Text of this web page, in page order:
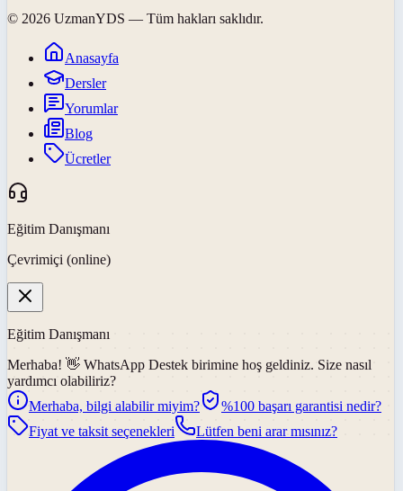
© 2026 UzmanYDS — Tüm hakları saklıdır.
Anasayfa
Dersler
Yorumlar
Blog
Ücretler
Eğitim Danışmanı
Çevrimiçi (online)
Eğitim Danışmanı
Merhaba! 👋 WhatsApp Destek birimine hoş geldiniz. Size nasıl
yardımcı olabiliriz?
Merhaba, bilgi alabilir miyim?
%100 başarı garantisi nedir?
Fiyat ve taksit seçenekleri
Lütfen beni arar mısınız?